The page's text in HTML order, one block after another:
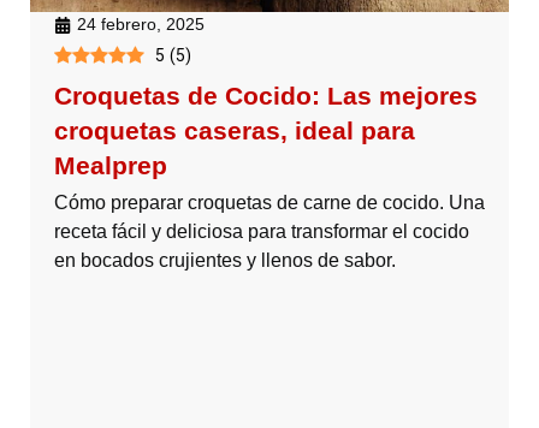
24 febrero, 2025
5 (5)
Croquetas de Cocido: Las mejores
croquetas caseras, ideal para
Mealprep
Cómo preparar croquetas de carne de cocido. Una
receta fácil y deliciosa para transformar el cocido
en bocados crujientes y llenos de sabor.